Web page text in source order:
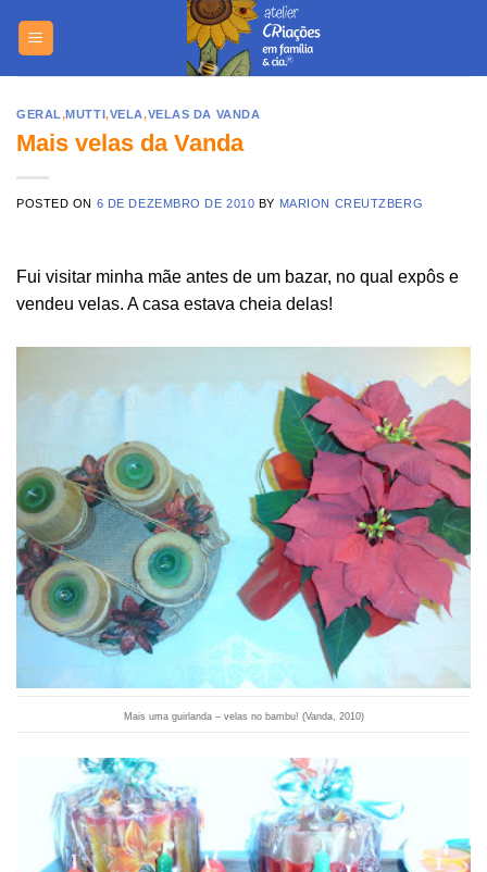
GERAL,MUTTI,VELA,VELAS DA VANDA
Mais velas da Vanda
POSTED ON 6 DE DEZEMBRO DE 2010 BY MARION CREUTZBERG
Fui visitar minha mãe antes de um bazar, no qual expôs e
vendeu velas. A casa estava cheia delas!
Mais uma guirlanda – velas no bambu! (Vanda, 2010)